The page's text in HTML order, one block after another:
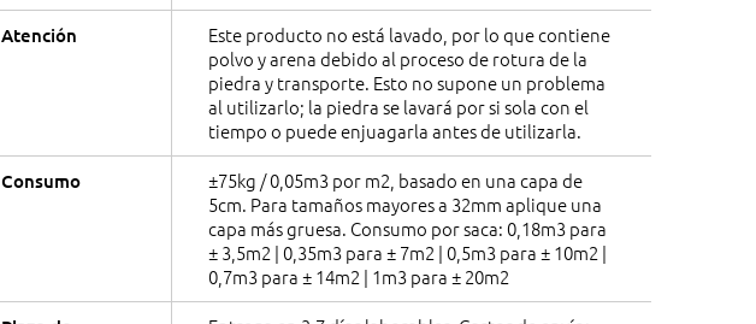
Atención
Este producto no está lavado, por lo que contiene
polvo y arena debido al proceso de rotura de la
piedra y transporte. Esto no supone un problema
al utilizarlo; la piedra se lavará por si sola con el
tiempo o puede enjuagarla antes de utilizarla.
Consumo
±75kg / 0,05m3 por m2, basado en una capa de
5cm. Para tamaños mayores a 32mm aplique una
capa más gruesa. Consumo por saca: 0,18m3 para
± 3,5m2 | 0,35m3 para ± 7m2 | 0,5m3 para ± 10m2 |
0,7m3 para ± 14m2 | 1m3 para ± 20m2